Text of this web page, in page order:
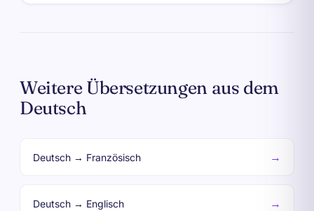
Weitere Übersetzungen aus dem
Deutsch
Deutsch → Französisch →
Deutsch → Englisch →